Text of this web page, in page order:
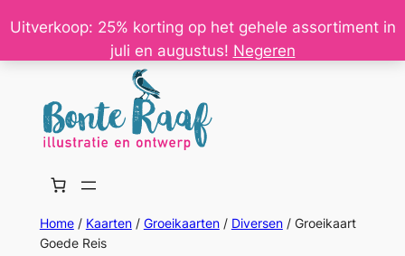
Uitverkoop: 25% korting op het gehele assortiment in
juli en augustus! Negeren
Ga
de
Home/ Kaarten/ Groeikaarten/ Diversen/ Groeikaart
Goede Reis